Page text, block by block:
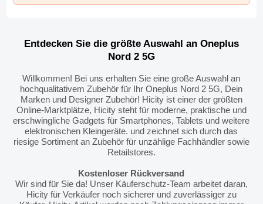
Entdecken Sie die größte Auswahl an Oneplus
Nord 2 5G
Willkommen! Bei uns erhalten Sie eine große Auswahl an
hochqualitativem Zubehör für Ihr Oneplus Nord 2 5G, Dein
Marken und Designer Zubehör! Hicity ist einer der größten
Online-Marktplätze, Hicity steht für moderne, praktische und
erschwingliche Gadgets für Smartphones, Tablets und weitere
elektronischen Kleingeräte. und zeichnet sich durch das
riesige Sortiment an Zubehör für unzählige Fachhändler sowie
Retailstores.
Kostenloser Rückversand
Wir sind für Sie da! Unser Käuferschutz-Team arbeitet daran,
Hicity für Verkäufer noch sicherer und zuverlässiger zu